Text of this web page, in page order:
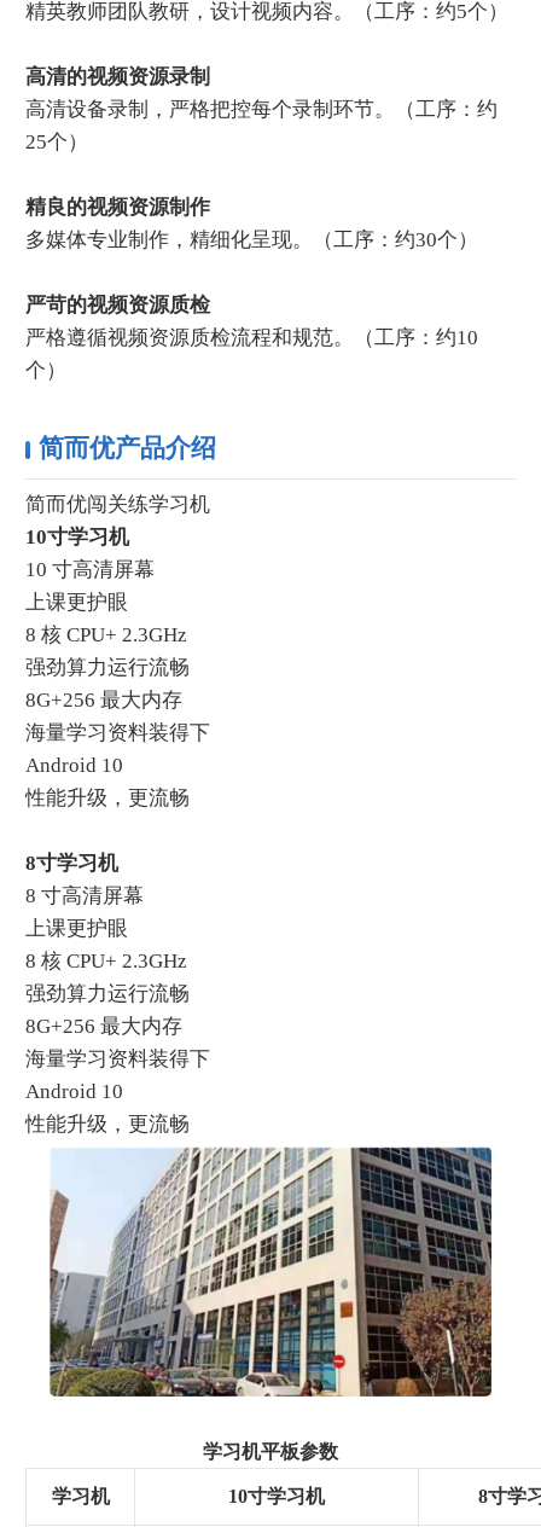
精英教师团队教研，设计视频内容。（工序：约5个）
高清的视频资源录制
高清设备录制，严格把控每个录制环节。（工序：约
25个）
精良的视频资源制作
多媒体专业制作，精细化呈现。（工序：约30个）
严苛的视频资源质检
严格遵循视频资源质检流程和规范。（工序：约10
个）
简而优产品介绍
简而优闯关练学习机
10寸学习机
10 寸高清屏幕
上课更护眼
8 核 CPU+ 2.3GHz
强劲算力运行流畅
8G+256 最大内存
海量学习资料装得下
Android 10
性能升级，更流畅
8寸学习机
8 寸高清屏幕
上课更护眼
8 核 CPU+ 2.3GHz
强劲算力运行流畅
8G+256 最大内存
海量学习资料装得下
Android 10
性能升级，更流畅
学习机平板参数
学习机 10寸学习机 8寸学